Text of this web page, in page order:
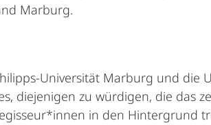
Marburg.
Universität Marburg und die
diejenigen zu würdigen, die das
in den Hintergrund